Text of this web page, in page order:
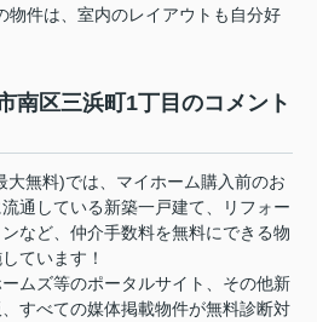
物件は、室内のレイアウトも自分好
区三浜町1丁目のコメント
大無料)では、マイホーム購入前のお
通している新築一戸建て、リフォー
など、仲介手数料を無料にできる物
ています！
ムズ等のポータルサイト、その他新
すべての媒体掲載物件が無料診断対